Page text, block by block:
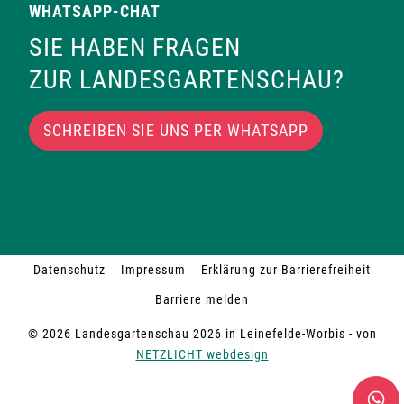
WHATSAPP-CHAT
SIE HABEN FRAGEN
ZUR LANDESGARTENSCHAU?
SCHREIBEN SIE UNS PER WHATSAPP
© 2026 Landesgartenschau 2026 in Leinefelde-Worbis - von
NETZLICHT webdesign
Datenschutz Impressum
Erklärung zur Barrierefreiheit
Barriere melden